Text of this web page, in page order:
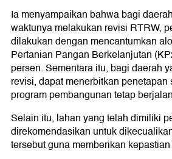
Ia menyampaikan bahwa bagi
waktunya melakukan revisi RTRW,
dilakukan dengan mencantumkan
Pertanian Pangan Berkelanjutan
persen. Sementara itu, bagi daerah
revisi, dapat menerbitkan penetapan
program pembangunan tetap
Selain itu, lahan yang telah dimiliki
direkomendasikan untuk
tersebut guna memberikan